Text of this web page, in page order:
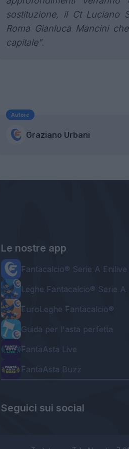
sostituzione, il Ct Luciano
Roma Gianluca Mancini
capitale".
Autore
Graziano Urbani
Le nostre app
Fantacalcio® Serie A Enilive
Leghe Fantacalcio® Serie A
EuroLeghe Fantacalcio®
Guida per l'asta perfetta
FantaAsta Live
FantaAsta Buzz
Seguici sui social